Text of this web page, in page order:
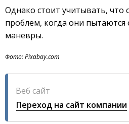
Однако стоит учитывать, что
проблем, когда они
маневры.
Фото: Pixabay.com
Веб сайт
Переход на сайт компании